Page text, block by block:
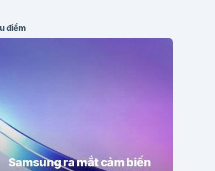
điểm
Samsung ra mắt cảm biến